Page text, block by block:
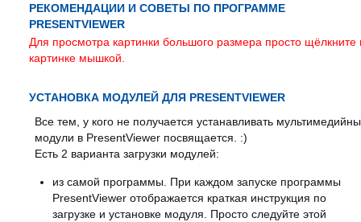
РЕКОМЕНДАЦИИ И СОВЕТЫ ПО ПРОГРАММЕ
PRESENTVIEWER
Для просмотра картинки большого размера просто щёлкните
картинке мышкой.
УСТАНОВКА МОДУЛЕЙ ДЛЯ PRESENTVIEWER
Все тем, у кого не получается устанавливать
модули в PresentViewer посвящается. :)
Есть 2 варианта загрузки модулей:
из самой программы. При каждом запуске программы
PresentViewer отображается краткая инструкция по
загрузке и установке модуля. Просто следуйте этой